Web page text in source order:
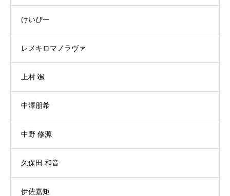
けいぴー
レメキロマノラヴァ
上村 颯
中澤朋希
中野 修源
久保田 和音
伊佐嘉矩